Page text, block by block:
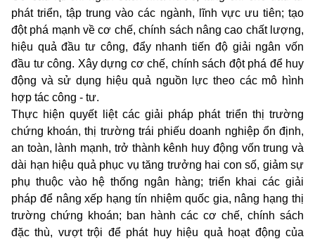
phát triển, tập trung vào các ngành, lĩnh vực ưu tiên; tạo
đột phá mạnh về cơ chế, chính sách nâng cao chất lượng,
hiệu quả đầu tư công, đẩy nhanh tiến độ giải ngân vốn
đầu tư công. Xây dựng cơ chế, chính sách đột phá để huy
động và sử dụng hiệu quả nguồn lực theo các mô hình
hợp tác công - tư.
Thực hiện quyết liệt các giải pháp phát triển thị trường
chứng khoán, thị trường trái phiếu doanh nghiệp ổn định,
an toàn, lành mạnh, trở thành kênh huy động vốn trung và
dài hạn hiệu quả phục vụ tăng trưởng hai con số, giảm sự
phụ thuộc vào hệ thống ngân hàng; triển khai các giải
pháp để nâng xếp hạng tín nhiệm quốc gia, nâng hạng thị
trường chứng khoán; ban hành các cơ chế, chính sách
đặc thù, vượt trội để phát huy hiệu quả hoạt động của